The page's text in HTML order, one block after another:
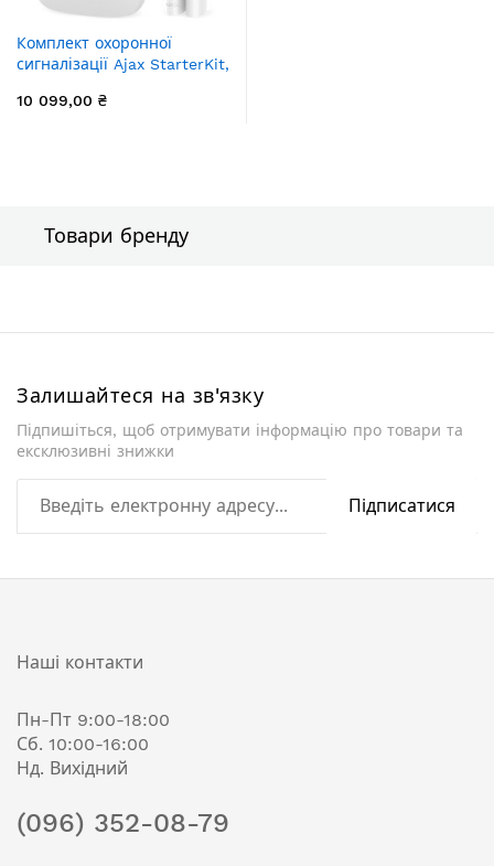
Комплект охоронної
сигналізації Ajax StarterKit,
doorprotect, spacecontrol,
10 099,00 ₴
Товари бренду
Залишайтеся на зв'язку
Підпишіться, щоб отримувати інформацію про товари та
ексклюзивні знижки
Підписатися
Наші контакти
Пн-Пт 9:00-18:00
Сб. 10:00-16:00
Нд. Вихідний
(096) 352-08-79